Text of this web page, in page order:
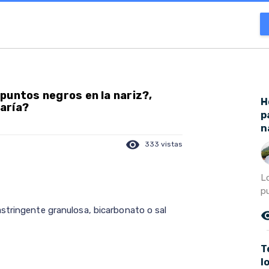
negros en la nariz?,
visibility 333 vistas
granulosa, bicarbonato o sal